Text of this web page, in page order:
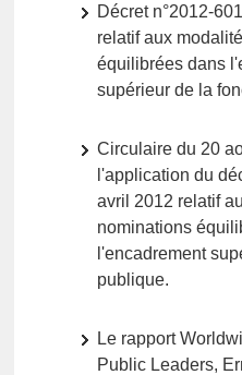
Décret n°2012-
relatif aux
équilibrées dans
supérieur de la
Circulaire du 20
l'application du
avril 2012 relatif
nominations
l'encadrement
publique.
Le rapport
Public Leaders,